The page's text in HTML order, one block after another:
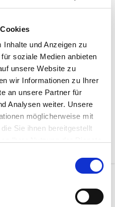
und Anzeigen zu
soziale Medien anbieten
unsere Website zu
wir Informationen zu Ihrer
an unsere Partner für
Analysen weiter. Unsere
möglicherweise mit
Sie ihnen bereitgestellt
Friedrichstadt, 04881-
5 , 25840